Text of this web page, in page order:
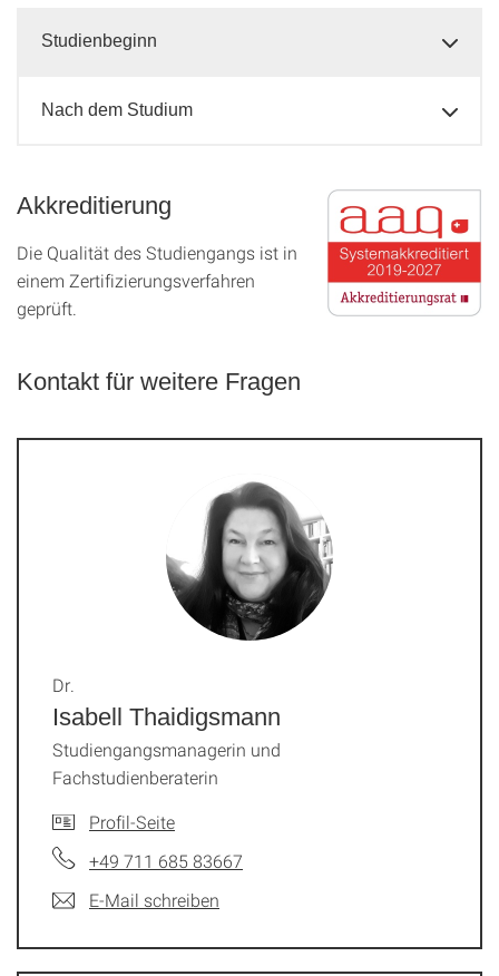
Studienbeginn
Nach dem Studium
Akkreditierung
Die Qualität des Studien­gangs ist in
einem Zer­ti­fizier­ungs­ver­fahren
geprüft.
Kontakt für weitere Fragen
Isabell Thaidigsmann
Dr.
Studiengangsmanagerin und
Fachstudienberaterin
Profil-Seite
+49 711 685 83667
E-Mail schreiben